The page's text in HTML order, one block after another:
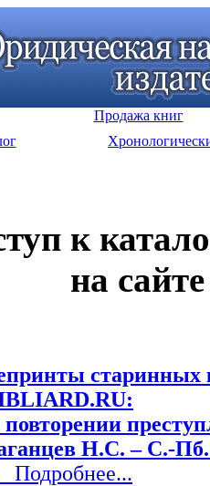
Продажа книг
к
на
старинных
Н.С. – С.-
Подробнее...